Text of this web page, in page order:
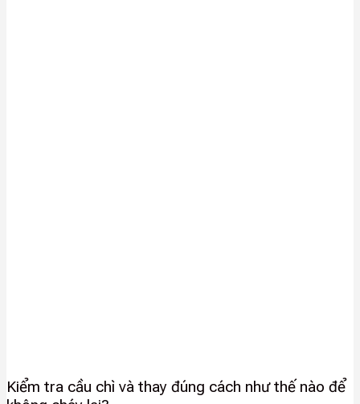
Kiểm tra cầu chì và thay đúng cách như thế nào để